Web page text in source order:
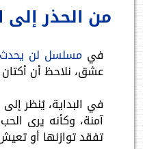
من الحذر
فيمسلسل لن
عشق، نلاحظ أن أكتان
في البداية، يُنظر
آمنة، وكأنه يرى
تفقد توازنها أو